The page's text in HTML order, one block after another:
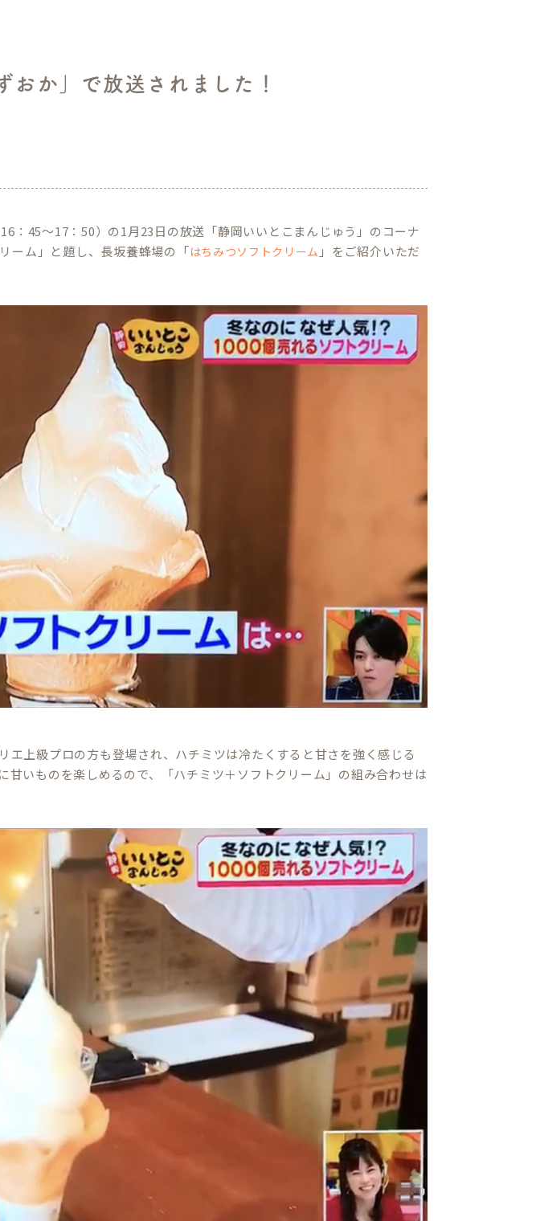
おか」で放送されました！
：45～17：50）の1月23日の放送「静岡いいとこまんじゅう」のコーナ
ーム」と題し、長坂養蜂場の「はちみつソフトクリーム 」をご紹介いただ
エ上級プロの方も登場され、ハチミツは冷たくすると甘さを強く感じる
甘いものを楽しめるので、「ハチミツ＋ソフトクリーム」の組み合わせは